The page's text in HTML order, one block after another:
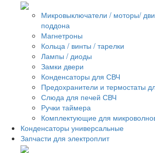
Микровыключатели / моторы/
поддона
Магнетроны
Кольца / винты / тарелки
Лампы / диоды
Замки двери
Конденсаторы для СВЧ
Предохранители и термостаты
Слюда для печей СВЧ
Ручки таймера
Комплектующие для
Конденсаторы универсальные
Запчасти для электроплит